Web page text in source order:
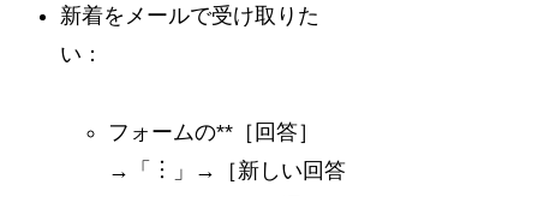
新着をメールで受け取りた
い：
フォームの**［回答］
→「︙」→［新しい回答